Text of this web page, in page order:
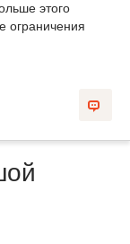
этого
ограничения